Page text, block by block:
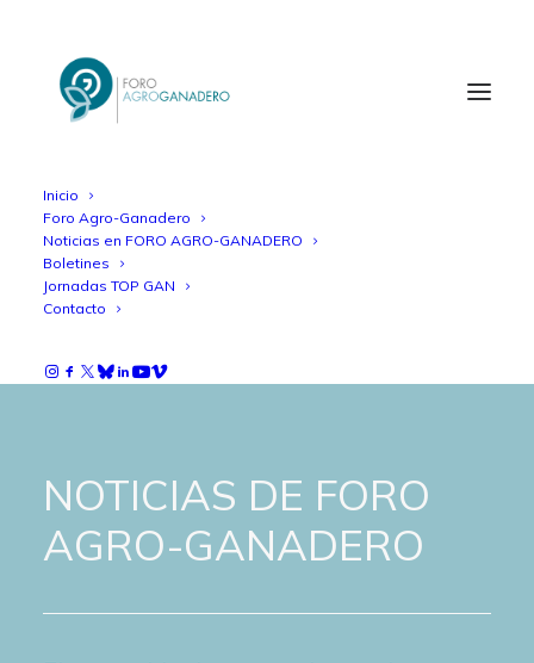
Inicio
Foro Agro-Ganadero
Noticias en FORO AGRO-GANADERO
Boletines
Jornadas TOP GAN
Contacto
NOTICIAS DE FORO
AGRO-GANADERO